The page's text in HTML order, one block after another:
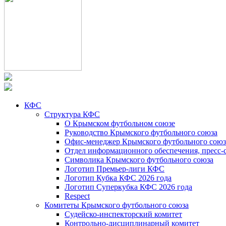
КФС
Структура КФС
О Крымском футбольном союзе
Руководство Крымского футбольного союза
Офис-менеджер Крымского футбольного
Отдел информационного обеспечения, пресс-
Символика Крымского футбольного союза
Логотип Премьер-лиги КФС
Логотип Кубка КФС 2026 года
Логотип Суперкубка КФС 2026 года
Respect
Комитеты Крымского футбольного союза
Судейско-инспекторский комитет
Контрольно-дисциплинарный комитет